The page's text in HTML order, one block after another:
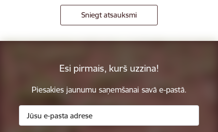
Sniegt atsauksmi
Esi pirmais, kurš uzzina!
Piesakies jaunumu saņemšanai savā e-pastā.